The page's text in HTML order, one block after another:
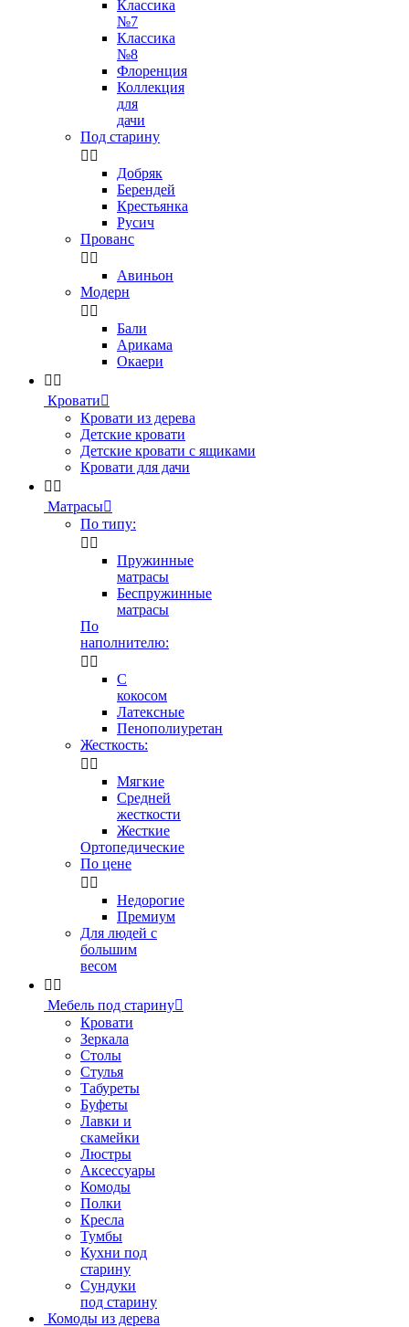
Классика
№7
Классика
№8
Флоренция
Коллекция
для
дачи
Под старину
 
Добряк
Берендей
Крестьянка
Русич
Прованс
 
Авиньон
Модерн
 
Бали
Арикама
Окаери
 
Кровати
Кровати из дерева
Детские кровати
Детские кровати с ящиками
Кровати для дачи
 
Матрасы
По типу:
 
Пружинные
матрасы
Беспружинные
матрасы
По
наполнителю:
 
С
кокосом
Латексные
Пенополиуретан
Жесткость:
 
Мягкие
Средней
жесткости
Жесткие
Ортопедические
По цене
 
Недорогие
Премиум
Для людей с
большим
весом
 
Мебель под старину
Кровати
Зеркала
Столы
Стулья
Табуреты
Буфеты
Лавки и
скамейки
Люстры
Аксессуары
Комоды
Полки
Кресла
Тумбы
Кухни под
старину
Сундуки
под старину
Комоды из дерева